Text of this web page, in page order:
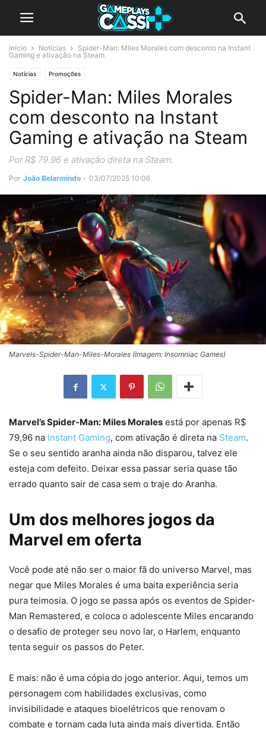
Início Notícias
Spider-Man: Miles Morales com desconto na Instant
Gaming e ativação na Steam
Notícias Promoções
Spider-Man: Miles Morales
com desconto na Instant
Gaming e ativação na Steam
Por R$ 79.96 e ativação direta na Steam.
Por João Belarmindo - 03/07/2025 10:06
Marvels-Spider-Man-Miles-Morales (Imagem: Insomniac Games)
Marvel’s Spider-Man: Miles Morales está por apenas R$
79,96 na Instant Gaming, com ativação é direta na Steam.
Se o seu sentido aranha ainda não disparou, talvez ele
esteja com defeito. Deixar essa passar seria quase tão
errado quanto sair de casa sem o traje do Aranha.
Um dos melhores jogos da
Marvel em oferta
Você pode até não ser o maior fã do universo Marvel, mas
negar que Miles Morales é uma baita experiência seria
pura teimosia. O jogo se passa após os eventos de Spider-
Man Remastered, e coloca o adolescente Miles encarando
o desafio de proteger seu novo lar, o Harlem, enquanto
tenta seguir os passos do Peter.
E mais: não é uma cópia do jogo anterior. Aqui, temos um
personagem com habilidades exclusivas, como
invisibilidade e ataques bioelétricos que renovam o
combate e tornam cada luta ainda mais divertida. Então